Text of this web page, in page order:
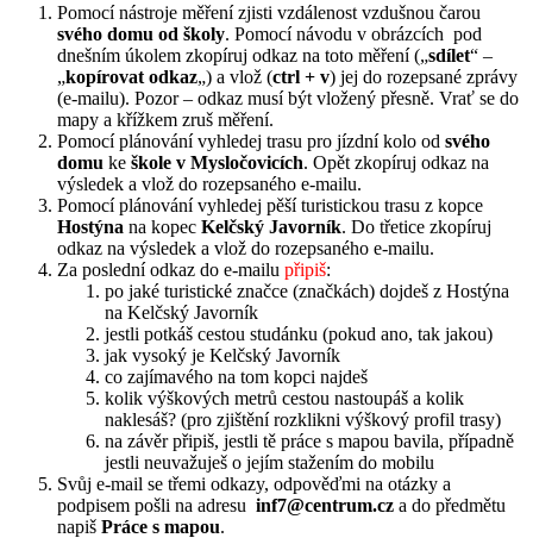
Pomocí nástroje měření zjisti vzdálenost vzdušnou čarou
svého domu od školy. Pomocí návodu v obrázcích pod
dnešním úkolem zkopíruj odkaz na toto měření („sdílet“ –
„kopírovat odkaz„) a vlož (ctrl + v) jej do rozepsané zprávy
(e-mailu). Pozor – odkaz musí být vložený přesně. Vrať se do
mapy a křížkem zruš měření.
Pomocí plánování vyhledej trasu pro jízdní kolo od svého
domu ke škole v Mysločovicích. Opět zkopíruj odkaz na
výsledek a vlož do rozepsaného e-mailu.
Pomocí plánování vyhledej pěší turistickou trasu z kopce
Hostýna na kopec Kelčský Javorník. Do třetice zkopíruj
odkaz na výsledek a vlož do rozepsaného e-mailu.
Za poslední odkaz do e-mailu připiš:
po jaké turistické značce (značkách) dojdeš z Hostýna
na Kelčský Javorník
jestli potkáš cestou studánku (pokud ano, tak jakou)
jak vysoký je Kelčský Javorník
co zajímavého na tom kopci najdeš
kolik výškových metrů cestou nastoupáš a kolik
naklesáš? (pro zjištění rozklikni výškový profil trasy)
na závěr připiš, jestli tě práce s mapou bavila, případně
jestli neuvažuješ o jejím stažením do mobilu
Svůj e-mail se třemi odkazy, odpověďmi na otázky a
podpisem pošli na adresu inf7@centrum.cz a do předmětu
napiš Práce s mapou.